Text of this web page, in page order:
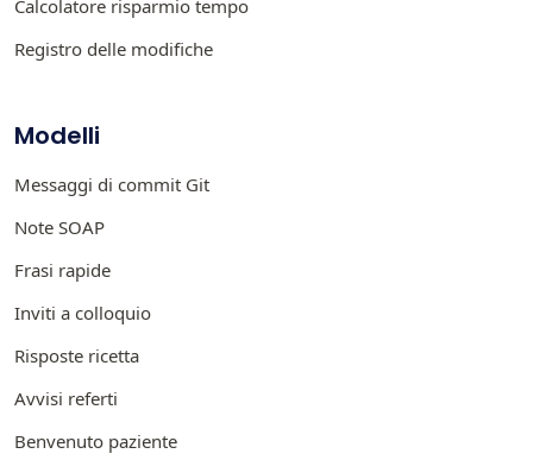
Calcolatore risparmio tempo
Registro delle modifiche
Modelli
Messaggi di commit Git
Note SOAP
Frasi rapide
Inviti a colloquio
Risposte ricetta
Avvisi referti
Benvenuto paziente